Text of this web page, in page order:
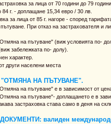
за лица от 70 години до 79
84 г. - доплащане 15,34 евро / 30 лв.
за лица от 85 г. нагоре - според
При отказ на застрахователя и
на пътуване" (виж условията по-
забележката по- долу).
характер.
други населени места
НА ПЪТУВАНЕ".
на пътуване" е в зависимост от
на пътуване"- доплащането е в
застраховка става само в деня на
валиден